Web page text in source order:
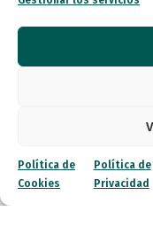
Política de
Cookies
Política de
Privacidad
Política de Privacidad